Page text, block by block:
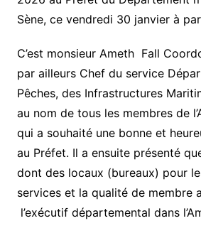
Sène, ce vendredi 30 janvier à
C’est monsieur Ameth Fall
par ailleurs Chef du service
Pêches, des Infrastructures
au nom de tous les membres de
qui a souhaité une bonne et
au Préfet. Il a ensuite présenté
dont des locaux (bureaux) pour
services et la qualité de membre
l’exécutif départemental dans